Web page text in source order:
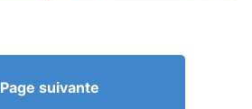
Page suivante